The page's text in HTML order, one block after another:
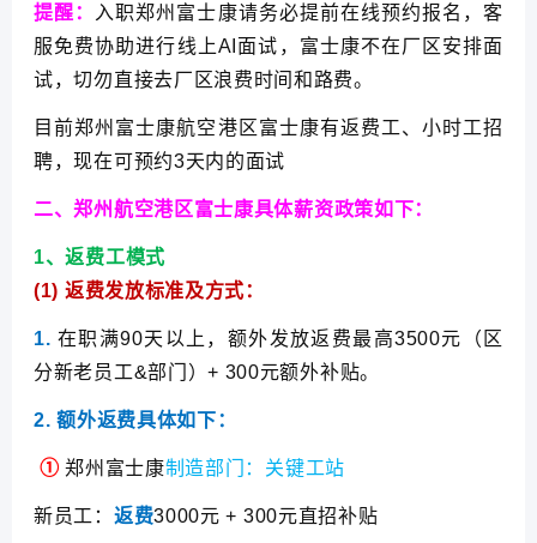
提醒：
入职郑州富士康请务必提前在线预约报名，客
服免费协助进行线上AI面试，富士康不在厂区安排面
试，切勿直接去厂区浪费时间和路费。
目前郑州富士康航空港区富士康有返费工、小时工招
聘，现在可预约3天内的面试
二、郑州航空港区富士康具体薪资政策如下：
1、返费工模式
(1) 返费发放标准及方式：
1. 在职满90天以上，额外发放返费最高3500元（区
分新老员工&部门）+ 300元额外补贴。
2.额外返费具体如下：
①郑州富士康制造部门：关键工站
新员工： 返费3000元 + 300元直招补贴